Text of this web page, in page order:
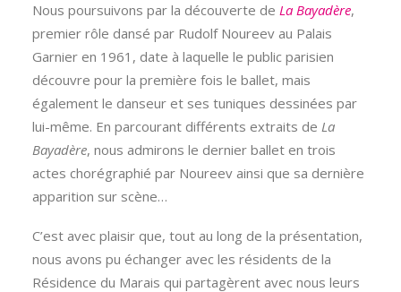
Nous poursuivons par la découverte de La Bayadère,
premier rôle dansé par Rudolf Noureev au Palais
Garnier en 1961, date à laquelle le public parisien
découvre pour la première fois le ballet, mais
également le danseur et ses tuniques dessinées par
lui-même. En parcourant différents extraits de La
Bayadère, nous admirons le dernier ballet en trois
actes chorégraphié par Noureev ainsi que sa dernière
apparition sur scène…
C’est avec plaisir que, tout au long de la présentation,
nous avons pu échanger avec les résidents de la
Résidence du Marais qui partagèrent avec nous leurs